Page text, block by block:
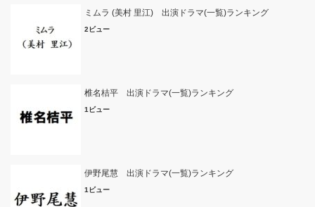
ミムラ (美村 里江) 出演ドラマ(一覧)ランキング
2ビュー
椎名桔平 出演ドラマ(一覧)ランキング
1ビュー
伊野尾慧 出演ドラマ(一覧)ランキング
1ビュー